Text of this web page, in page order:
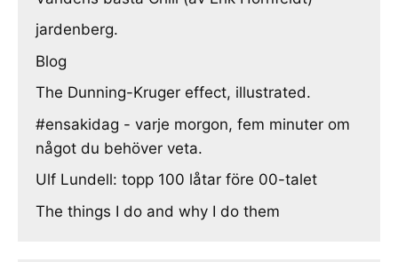
jardenberg.
Blog
The Dunning-Kruger effect, illustrated.
#ensakidag - varje morgon, fem minuter om
något du behöver veta.
Ulf Lundell: topp 100 låtar före 00-talet
The things I do and why I do them